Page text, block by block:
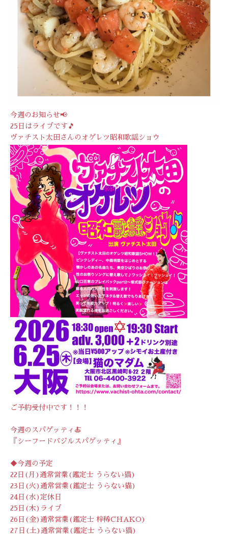
今週のお知らせ📢
25日はライブです🎵
ヴァチスト太田さんのオゲレツ昭和歌謡ショウ
ご予約受付中です！！！
今週のスパゲッティ🍝
『シーフードバジルスパゲッティ』
◆今週の予定
22日(月)通常営業(鑑定士 うらない猫)
23日(火)通常営業(鑑定士 うらない猫)
24日(水)定休日
25日(木)ライブ
26日(金)通常営業(鑑定士 梓稀CHAKO)
27日(土)通常営業(鑑定士 うらない猫)